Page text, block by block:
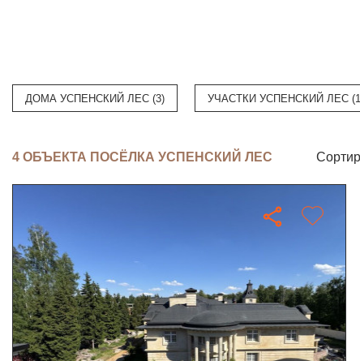
ДОМА УСПЕНСКИЙ ЛЕС (3) УЧАСТКИ УСПЕНСКИЙ ЛЕС
4 ОБЪЕКТА ПОСЁЛКА УСПЕНСКИЙ ЛЕС